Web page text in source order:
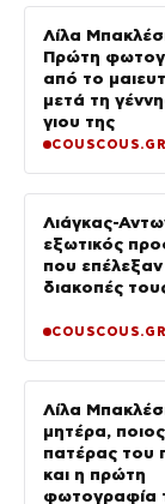
Λίλα
Πρώτη
από το
μετά τη
γιου της
COUSCOUS.GR
Λιάγκας-
εξωτικός
που επέλεξαν
διακοπές
COUSCOUS.GR
Λίλα
μητέρα, ποιος
πατέρας του
και η πρώτη
φωτογραφία